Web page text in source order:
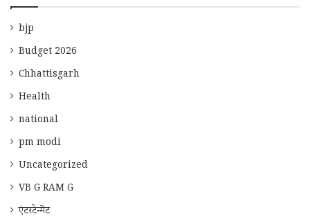
bjp
Budget 2026
Chhattisgarh
Health
national
pm modi
Uncategorized
VB G RAM G
एंटरटेन्मेंट